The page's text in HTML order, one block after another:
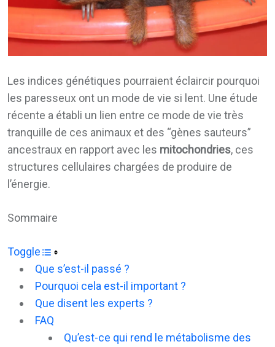
Les indices génétiques pourraient éclaircir pourquoi
les paresseux ont un mode de vie si lent. Une étude
récente a établi un lien entre ce mode de vie très
tranquille de ces animaux et des “gènes sauteurs”
ancestraux en rapport avec les mitochondries, ces
structures cellulaires chargées de produire de
l’énergie.
Sommaire
Toggle
Que s’est-il passé ?
Pourquoi cela est-il important ?
Que disent les experts ?
FAQ
Qu’est-ce qui rend le métabolisme des